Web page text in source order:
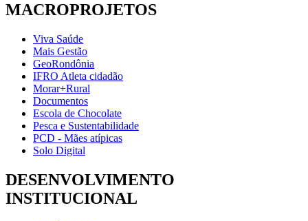
MACROPROJETOS
Viva Saúde
Mais Gestão
GeoRondônia
IFRO Atleta cidadão
Morar+Rural
Documentos
Escola de Chocolate
Pesca e Sustentabilidade
PCD - Mães atípicas
Solo Digital
DESENVOLVIMENTO
INSTITUCIONAL